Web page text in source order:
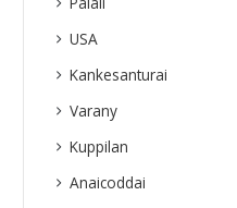
USA
Kankesanturai
Varany
Kuppilan
Anaicoddai